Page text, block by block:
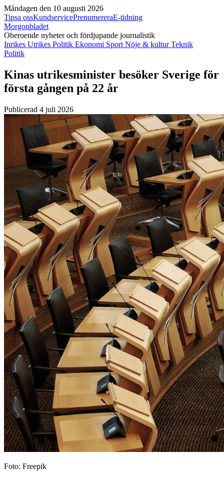
Måndagen den 10 augusti 2026
Tipsa ossKundservicePrenumereraE-tidning
Morgonbladet
Oberoende nyheter och fördjupande journalistik
Inrikes Utrikes Politik Ekonomi Sport Nöje & kulturTeknik
Politik
Kinas utrikesminister besöker Sverige för
första gången på 22 år
Publicerad 4 juli 2026
Foto: Freepik